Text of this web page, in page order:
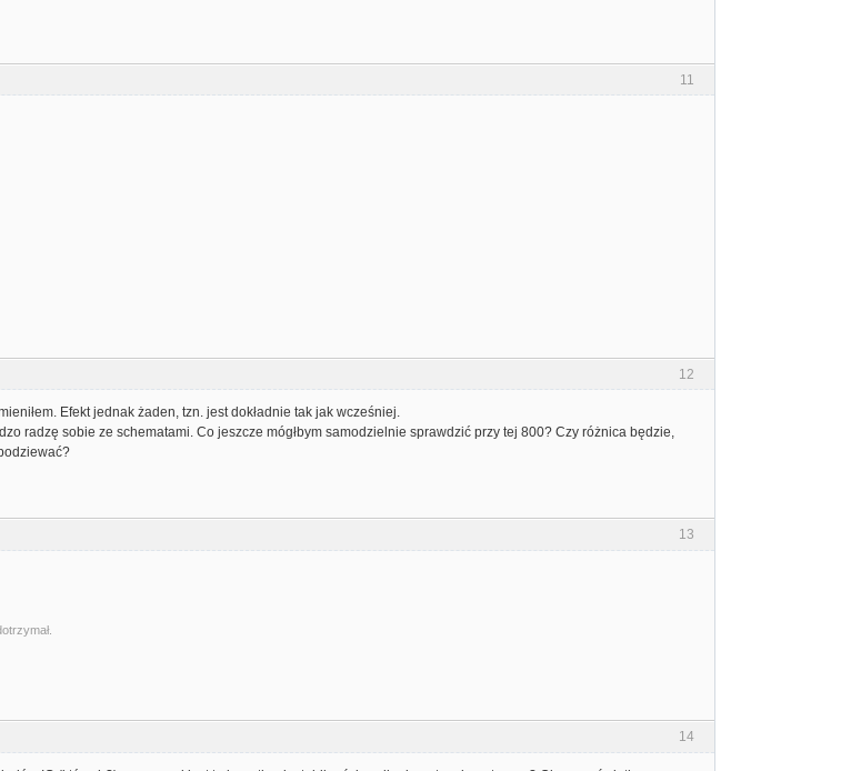
11
12
Efekt jednak żaden, tzn. jest dokładnie tak jak wcześniej.
radzę sobie ze schematami. Co jeszcze mógłbym samodzielnie sprawdzić przy tej 800? Czy różnica będzie,
13
14